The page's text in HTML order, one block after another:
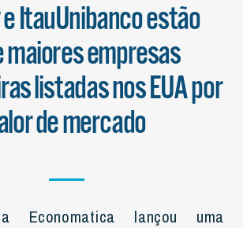
ItauUnibanco estão
empresas
listadas nos EUA por
de mercado
Economatica lançou uma